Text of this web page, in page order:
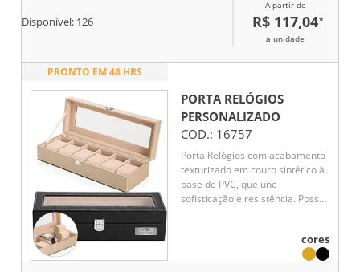
Disponível: 126
A partir de
R$ 117,04*
a unidade
PRONTO EM 48 HRS
PORTA RELÓGIOS
PERSONALIZADO
COD.: 16757
Porta Relógios com acabamento
texturizado em couro sintético à
base de PVC, que une
sofisticação e resistência. Possui
almofadas removíveis, visor em
vidro que facilita a visualização
cores